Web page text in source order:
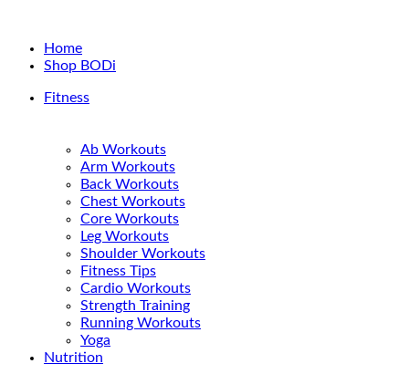
Home
Shop BODi
Fitness
Ab Workouts
Arm Workouts
Back Workouts
Chest Workouts
Core Workouts
Leg Workouts
Shoulder Workouts
Fitness Tips
Cardio Workouts
Strength Training
Running Workouts
Yoga
Nutrition